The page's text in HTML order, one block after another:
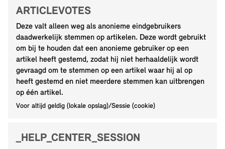
ARTICLEVOTES
Deze valt alleen weg als anonieme eindgebruikers
daadwerkelijk stemmen op artikelen. Deze wordt gebruikt
om bij te houden dat een anonieme gebruiker op een
artikel heeft gestemd, zodat hij niet herhaaldelijk wordt
gevraagd om te stemmen op een artikel waar hij al op
heeft gestemd en niet meerdere stemmen kan uitbrengen
op één artikel.
Voor altijd geldig (lokale opslag)/Sessie (cookie)
_HELP_CENTER_SESSION